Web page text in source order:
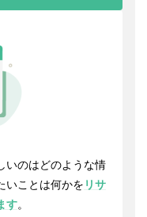
いのはどのような情
いことは何かを リサ
す。